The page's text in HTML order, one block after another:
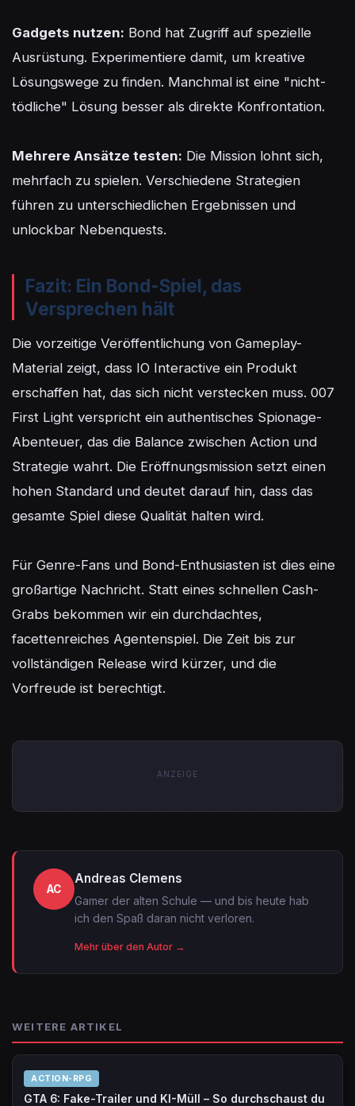
Gadgets nutzen: Bond hat Zugriff auf spezielle
Ausrüstung. Experimentiere damit, um kreative
Lösungswege zu finden. Manchmal ist eine "nicht-
tödliche" Lösung besser als direkte Konfrontation.
Mehrere Ansätze testen: Die Mission lohnt sich,
mehrfach zu spielen. Verschiedene Strategien
führen zu unterschiedlichen Ergebnissen und
unlockbar Nebenquests.
Fazit: Ein Bond-Spiel, das
Versprechen hält
Die vorzeitige Veröffentlichung von Gameplay-
Material zeigt, dass IO Interactive ein Produkt
erschaffen hat, das sich nicht verstecken muss. 007
First Light verspricht ein authentisches Spionage-
Abenteuer, das die Balance zwischen Action und
Strategie wahrt. Die Eröffnungsmission setzt einen
hohen Standard und deutet darauf hin, dass das
gesamte Spiel diese Qualität halten wird.
Für Genre-Fans und Bond-Enthusiasten ist dies eine
großartige Nachricht. Statt eines schnellen Cash-
Grabs bekommen wir ein durchdachtes,
facettenreiches Agentenspiel. Die Zeit bis zur
vollständigen Release wird kürzer, und die
Vorfreude ist berechtigt.
ANZEIGE
AC
Andreas Clemens
Gamer der alten Schule — und bis heute hab
ich den Spaß daran nicht verloren.
Mehr über den Autor →
WEITERE ARTIKEL
ACTION-RPG
GTA 6: Fake-Trailer und KI-Müll – So durchschaust du